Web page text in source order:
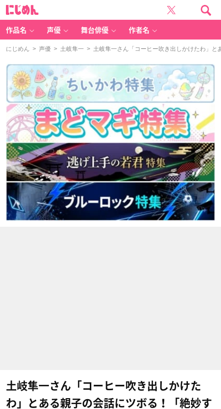
作品名 声優 舞台俳優 作者名
にじめん > 声優 > 土岐隼一 > 土岐隼一さん「コーヒー吹き出しかけたわ」と
土岐隼一さん「コーヒー吹き出しかけた
わ」とある親子の会話にツボる！「絶妙す